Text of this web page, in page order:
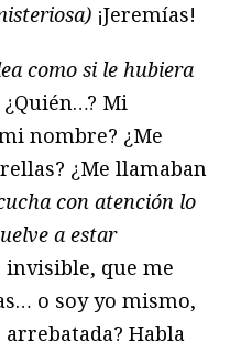
¡Jeremías!
como si le hubiera
¿Quién…? Mi
nombre? ¿Me
¿Me llamaban
con atención lo
a estar
invisible, que me
o soy yo mismo,
Habla